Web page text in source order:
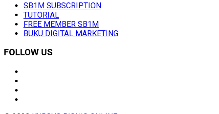
SB1M SUBSCRIPTION
TUTORIAL
FREE MEMBER SB1M
BUKU DIGITAL MARKETING
FOLLOW US